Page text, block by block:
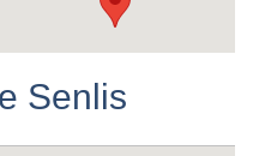
Senlis